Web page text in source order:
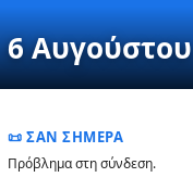
6 Αυγούστου
📜 ΣΑΝ ΣΗΜΕΡΑ
Πρόβλημα στη σύνδεση.